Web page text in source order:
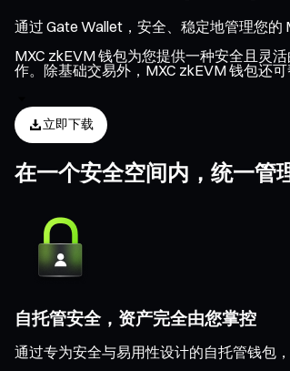
通过 Gate Wallet，安全、稳定地管理您的
MXC zkEVM 钱包为您提供一种安全且灵
作。除基础交易外，MXC zkEVM 钱包还
立即下载
在一个安全空间内，统一管
自托管安全，资产完全由您掌控
通过专为安全与易用性设计的自托管钱包